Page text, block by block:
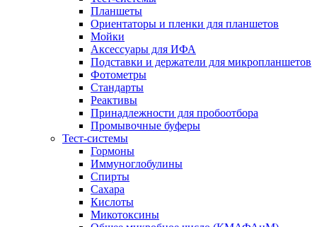
Планшеты
Ориентаторы и пленки для планшетов
Мойки
Аксессуары для ИФА
Подставки и держатели для микропланшетов
Фотометры
Стандарты
Реактивы
Принадлежности для пробоотбора
Промывочные буферы
Тест-системы
Гормоны
Иммуноглобулины
Спирты
Сахара
Кислоты
Микотоксины